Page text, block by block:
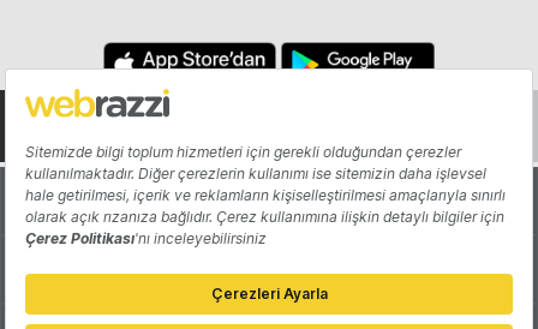
Hakkında Yazarlar
Katkıda Bulun Reklam